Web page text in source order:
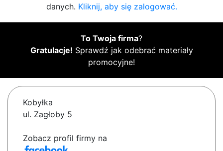
danych. Kliknij, aby się zalogować.
To Twoja firma?
Gratulacje! Sprawdź jak odebrać materiały
promocyjne!
Kobyłka
ul. Zagłoby 5
Zobacz profil firmy na